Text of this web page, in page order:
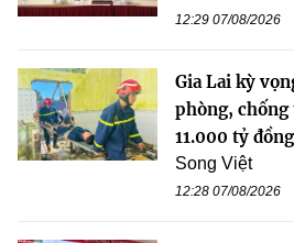
12:29 07/08/2026
Gia Lai kỳ
phòng,
11.000 tỷ đồng
Song Việt
12:28 07/08/2026